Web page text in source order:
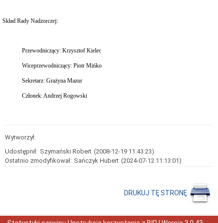
Zapytania
Taryfy
Woda
techniczne
Dostęp
korzystania
BIP
Redakcja
Skład Rady Nadzorczej:
Przewodniczący: Krzysztof Kielec
Wiceprzewodniczący: Piotr Mińko
Sekretarz: Grażyna Mazur
Członek: Andrzej Rogowski
Wytworzył:
Udostępnił: Szymański Robert (2008-12-19 11:43:23)
Ostatnio zmodyfikował: Sańczyk Hubert (2024-07-12 11:13:01)
DRUKUJ TĘ STRONĘ